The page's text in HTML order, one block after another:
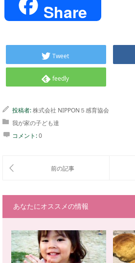
Share
Tweet
feedly
投稿者:株式会社 NIPPON５感育協会
我が家の子ども達
コメント:0
あなたにオススメの情報